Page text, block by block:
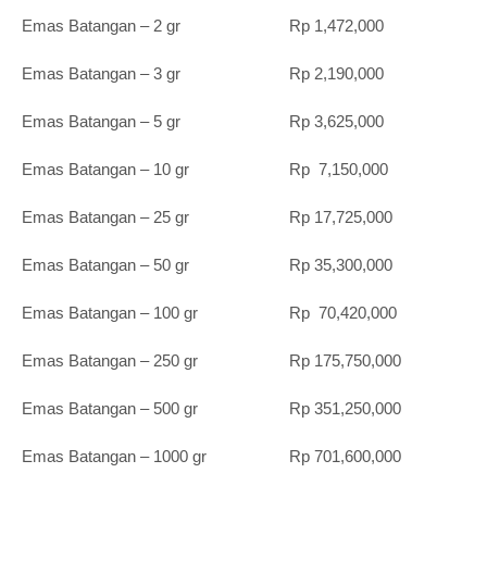
Emas Batangan – 2 gr Rp 1,472,000
Emas Batangan – 3 gr Rp 2,190,000
Emas Batangan – 5 gr Rp 3,625,000
Emas Batangan – 10 gr Rp 7,150,000
Emas Batangan – 25 gr Rp 17,725,000
Emas Batangan – 50 gr Rp 35,300,000
Emas Batangan – 100 gr Rp 70,420,000
Emas Batangan – 250 gr Rp 175,750,000
Emas Batangan – 500 gr Rp 351,250,000
Emas Batangan – 1000 gr Rp 701,600,000